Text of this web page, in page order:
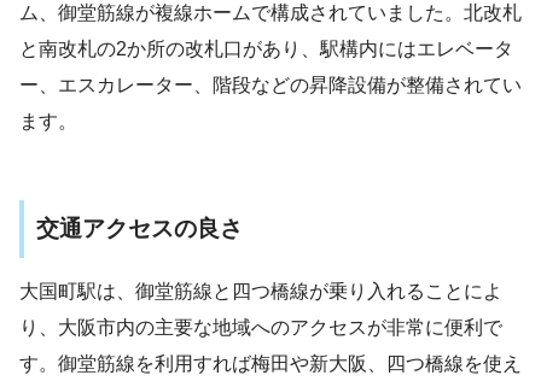
ム、御堂筋線が複線ホームで構成されていました。北改札
と南改札の2か所の改札口があり、駅構内にはエレベータ
ー、エスカレーター、階段などの昇降設備が整備されてい
ます​​。
交通アクセスの良さ
大国町駅は、御堂筋線と四つ橋線が乗り入れることによ
り、大阪市内の主要な地域へのアクセスが非常に便利で
す。御堂筋線を利用すれば梅田や新大阪、四つ橋線を使え